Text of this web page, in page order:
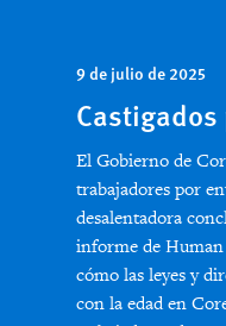
9 de julio de 2025
El Gobierno de
trabajadores por
desalentadora
informe de Human
cómo las leyes y
con la edad en